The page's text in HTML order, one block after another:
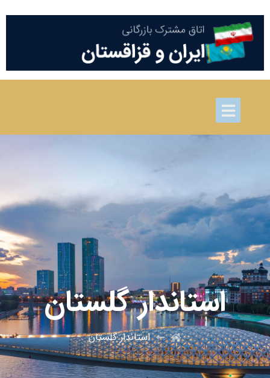
استاندار گلستان
استاندار گلستان